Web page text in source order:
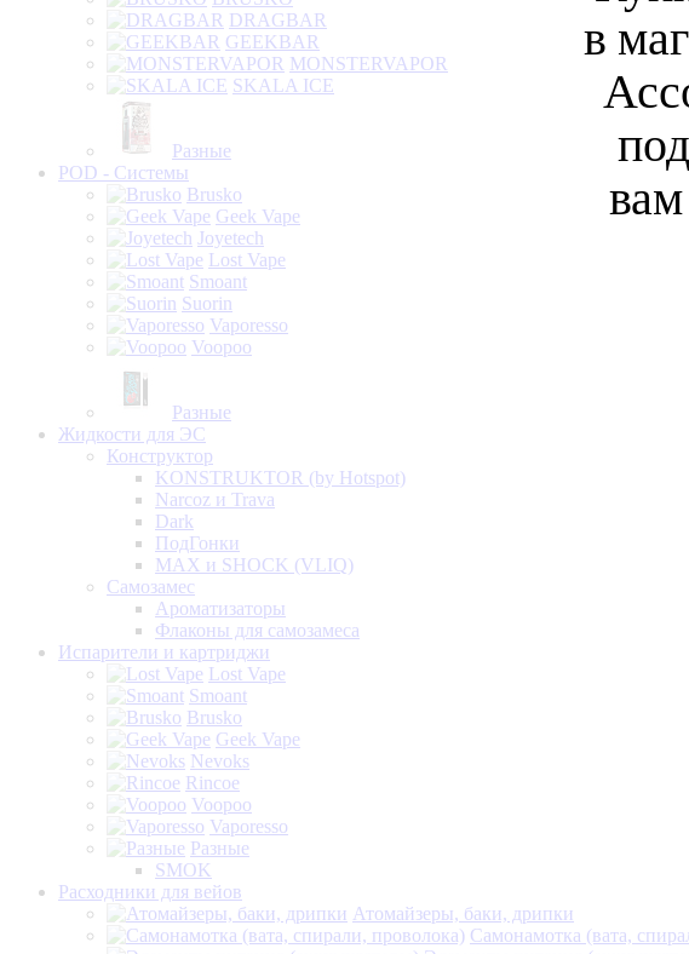
DRAGBAR
GEEKBAR
MONSTERVAPOR
SKALA ICE
Разные
POD - Системы
Brusko
Geek Vape
Joyetech
Lost Vape
Smoant
Suorin
Vaporesso
Voopoo
Разные
Жидкости для ЭС
Конструктор
KONSTRUKTOR (by Hotspot)
Narcoz и Trava
Dark
ПодГонки
MAX и SHOCK (VLIQ)
Самозамес
Ароматизаторы
Флаконы для самозамеса
Испарители и картриджи
Lost Vape
Smoant
Brusko
Geek Vape
Nevoks
Rincoe
Voopoo
Vaporesso
Разные
SMOK
Расходники для вейов
Атомайзеры, баки, дрипки
Самонамотка (вата,
в
вам